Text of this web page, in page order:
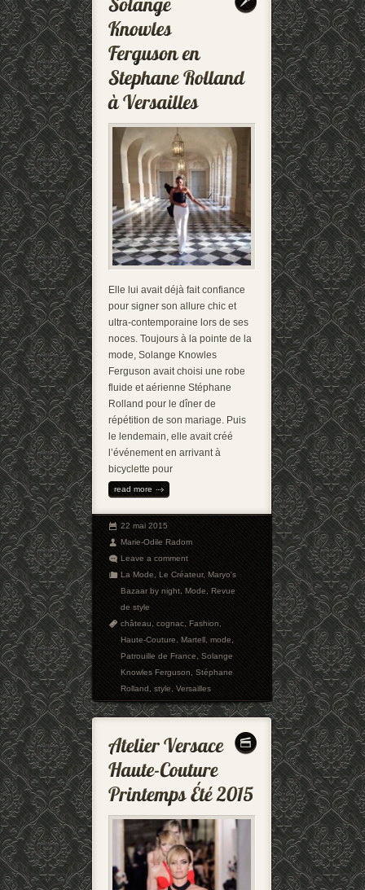
Elle lui avait déjà fait confiance
pour signer son allure chic et
ultra-contemporaine lors de ses
noces. Toujours à la pointe de la
mode, Solange Knowles
Ferguson avait choisi une robe
fluide et aérienne Stéphane
Rolland pour le dîner de
répétition de son mariage. Puis
le lendemain, elle avait créé
l’événement en arrivant à
bicyclette pour
read more
22 mai 2015
Marie-Odile Radom
Leave a comment
La Mode,Le Créateur,Maryo's
Bazaar by night,Mode,Revue
de style
château,cognac,Fashion,
Haute-Couture,Martell,mode,
Patrouille de France,Solange
Knowles Ferguson,Stéphane
Rolland,style,Versailles